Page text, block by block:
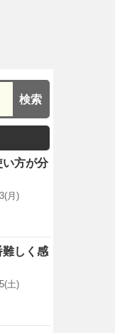
い方が分
月)
難しく感
土)